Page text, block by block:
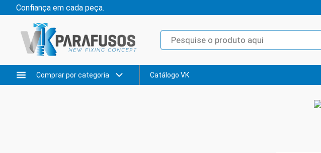
Confiança em cada peça.
Comprar por categoria Catálogo VK